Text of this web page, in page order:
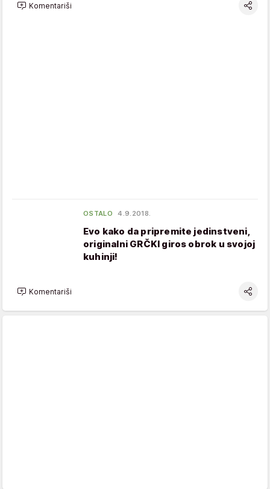
Komentariši
OSTALO 4.9.2018.
Evo kako da pripremite jedinstveni,
originalni GRČKI giros obrok u svojoj
kuhinji!
Komentariši